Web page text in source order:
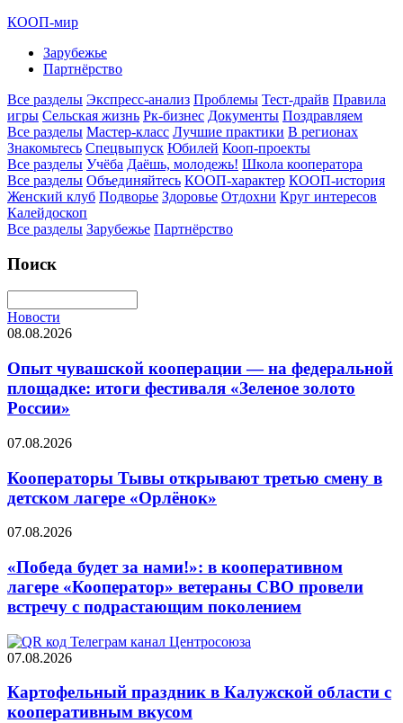
КООП-мир
Зарубежье
Партнёрство
Все разделы Экспресс-анализ Проблемы Тест-драйв Правила
игры Сельская жизнь Рк-бизнес Документы Поздравляем
Все разделы Мастер-класс Лучшие практики В регионах
Знакомьтесь Спецвыпуск Юбилей Кооп-проекты
Все разделы Учёба Даёшь, молодежь! Школа кооператора
Все разделы Объединяйтесь КООП-характер КООП-история
Женский клуб Подворье Здоровье Отдохни Круг интересов
Калейдоскоп
Все разделы Зарубежье Партнёрство
Поиск
Новости
08.08.2026
Опыт чувашской кооперации — на федеральной
площадке: итоги фестиваля «Зеленое золото
России»
07.08.2026
Кооператоры Тывы открывают третью смену в
детском лагере «Орлёнок»
07.08.2026
«Победа будет за нами!»: в кооперативном
лагере «Кооператор» ветераны СВО провели
встречу с подрастающим поколением
07.08.2026
Картофельный праздник в Калужской области с
кооперативным вкусом